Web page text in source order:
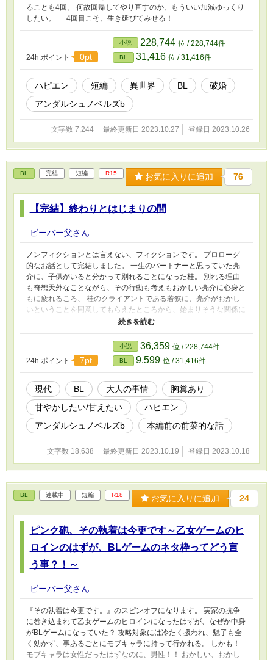
ることも4回。 何故回帰してやり直すのか、もういい加減ゆっくり
したい。 4回目こそ、生き延びてみせる！
24h.ポイント 0pt
小説 228,744 位 / 228,744件
BL 31,416 位 / 31,416件
ハピエン 短編 異世界 BL
破婚
アンダルシュノベルズb
文字数 7,244 最終更新日 2023.10.27 登録日 2023.10.26
BL 完結 短編 R15 お気に入りに追加 76
【完結】終わりとはじまりの間
ビーバー父さん
ノンフィクションとは言えない、フィクションです。 プロローグ
的なお話として完結しました。 一生のパートナーと思っていた亮
介に、子供がいると分かって別れることになった桂。 別れる理由
も奇想天外なことながら、その行動も考えもおかしい亮介に心身と
もに疲れるころ、 桂のクライアントである若狭に、亮介がおかし
いということを同意してもらえたところから、始まりそうな関係に
戸惑う桂。 この先があるのか、それとも……。 こんな思考回路と
関係の奴らが実在するんですよ。
24h.ポイント 7pt
小説 36,359 位 / 228,744件
BL 9,599 位 / 31,416件
現代 BL 大人の事情
胸糞あり
甘やかしたい/甘えたい
ハピエン
アンダルシュノベルズb
本編前の前菜的な話
文字数 18,638 最終更新日 2023.10.19 登録日 2023.10.18
BL 連載中 短編 R18 お気に入りに追加 24
ピンク砲、その執着は今更です～乙女ゲームのヒ
ロインのはずが、BLゲームのネタ枠ってどう言
う事？！～
ビーバー父さん
『その執着は今更です。』のスピンオフになります。 実家の抗争
に巻き込まれて乙女ゲームのヒロインになったはずが、なぜか中身
がBLゲームになっていた？ 攻略対象には冷たく扱われ、魅了も全
く効かず、事あるごとにモブキャラに持って行かれる。 しかも！
モブキャラは女性だったはずなのに、男性！！ おかしい、おかし